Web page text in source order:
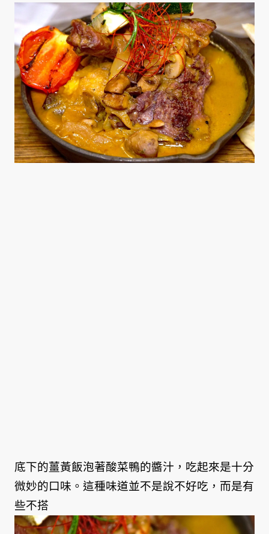
底下的薑黃飯泡著酸菜鴨的醬汁，吃起來是十分
微妙的口味。這種味道並不是說不好吃，而是有
些不搭